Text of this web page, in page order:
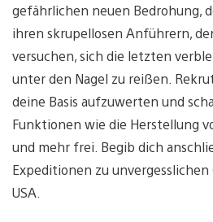
gefährlichen neuen Bedrohung,
ihren skrupellosen Anführern,
versuchen, sich die letzten
unter den Nagel zu reißen.
deine Basis aufzuwerten und
Funktionen wie die Herstellung
und mehr frei. Begib dich
Expeditionen zu
USA.